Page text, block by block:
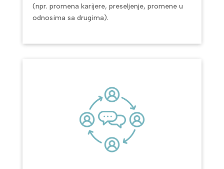
(npr. promena karijere, preseljenje, promene u
odnosima sa drugima).